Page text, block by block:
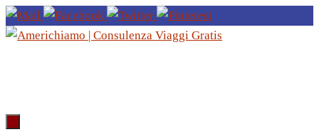
Salta
al